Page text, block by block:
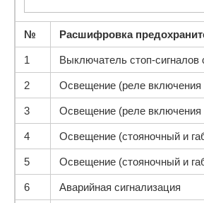
№ Расшифровка
1 Выключатель стоп-
2 Освещение (реле включения
3 Освещение (реле включения
4 Освещение (стояночный и
5 Освещение (стояночный и
6 Аварийная сигнализация